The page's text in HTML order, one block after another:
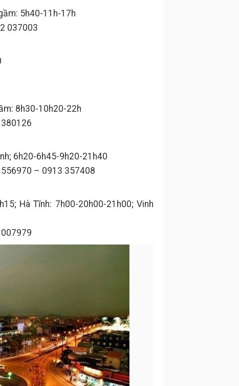
5h40-11h-17h
037003
8h30-10h20-22h
6h20-6h45-9h20-21h40
– 0913 357408
Hà Tĩnh: 7h00-20h00-21h00; Vinh